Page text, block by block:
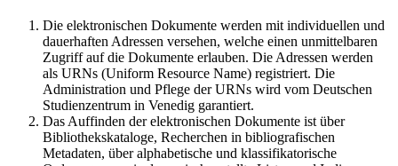
Die elektronischen Dokumente werden mit individuellen und
dauerhaften Adressen versehen, welche einen unmittelbaren
Zugriff auf die Dokumente erlauben. Die Adressen werden
als URNs (Uniform Resource Name) registriert. Die
Administration und Pflege der URNs wird vom Deutschen
Studienzentrum in Venedig garantiert.
Das Auffinden der elektronischen Dokumente ist über
Bibliothekskataloge, Recherchen in bibliografischen
Metadaten, über alphabetische und klassifikatorische